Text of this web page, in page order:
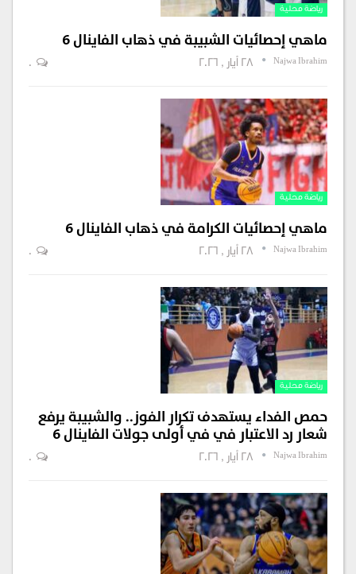
رياضة محلية
ماهي إحصائيات الشبيبة في ذهاب الفاينال 6
Najwa Ibrahim 28 أيار , 2026 0
رياضة محلية
ماهي إحصائيات الكرامة في ذهاب الفاينال 6
Najwa Ibrahim 28 أيار , 2026 0
رياضة محلية
حمص الفداء يستهدف تكرار الفوز.. والشبيبة يرفع
شعار رد الاعتبار في في أولى جولات الفاينال 6
Najwa Ibrahim 28 أيار , 2026 0